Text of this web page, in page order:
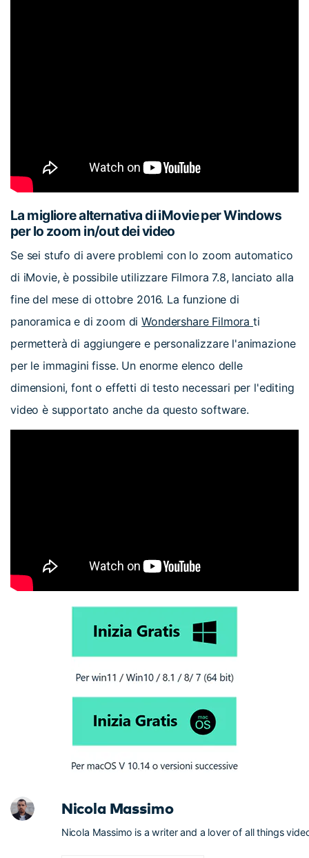
La migliore alternativa di iMovie per Windows
per lo zoom in/out dei video
Se sei stufo di avere problemi con lo zoom automatico
di iMovie, è possibile utilizzare Filmora 7.8, lanciato alla
fine del mese di ottobre 2016. La funzione di
panoramica e di zoom diWondershare Filmora ti
permetterà di aggiungere e personalizzare l'animazione
per le immagini fisse. Un enorme elenco delle
dimensioni, font o effetti di testo necessari per l'editing
video è supportato anche da questo software.
Nicola Massimo
Nicola Massimo is a writer and a lover of all things